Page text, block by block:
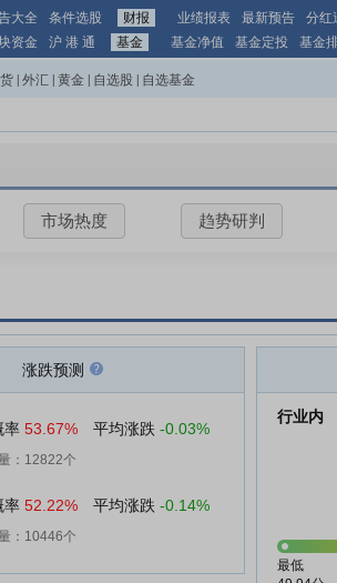
大全 条件选股 财报 业绩报表 最新预告 分红
资金 沪 港 通 基金 基金净值 基金定投 基金
外汇 黄金 自选股 自选基金
市场热度 趋势研判
涨跌预测
率 53.67% 平均涨跌 -0.03%
：12822个
率 52.22% 平均涨跌 -0.14%
：10446个
行业内
最低